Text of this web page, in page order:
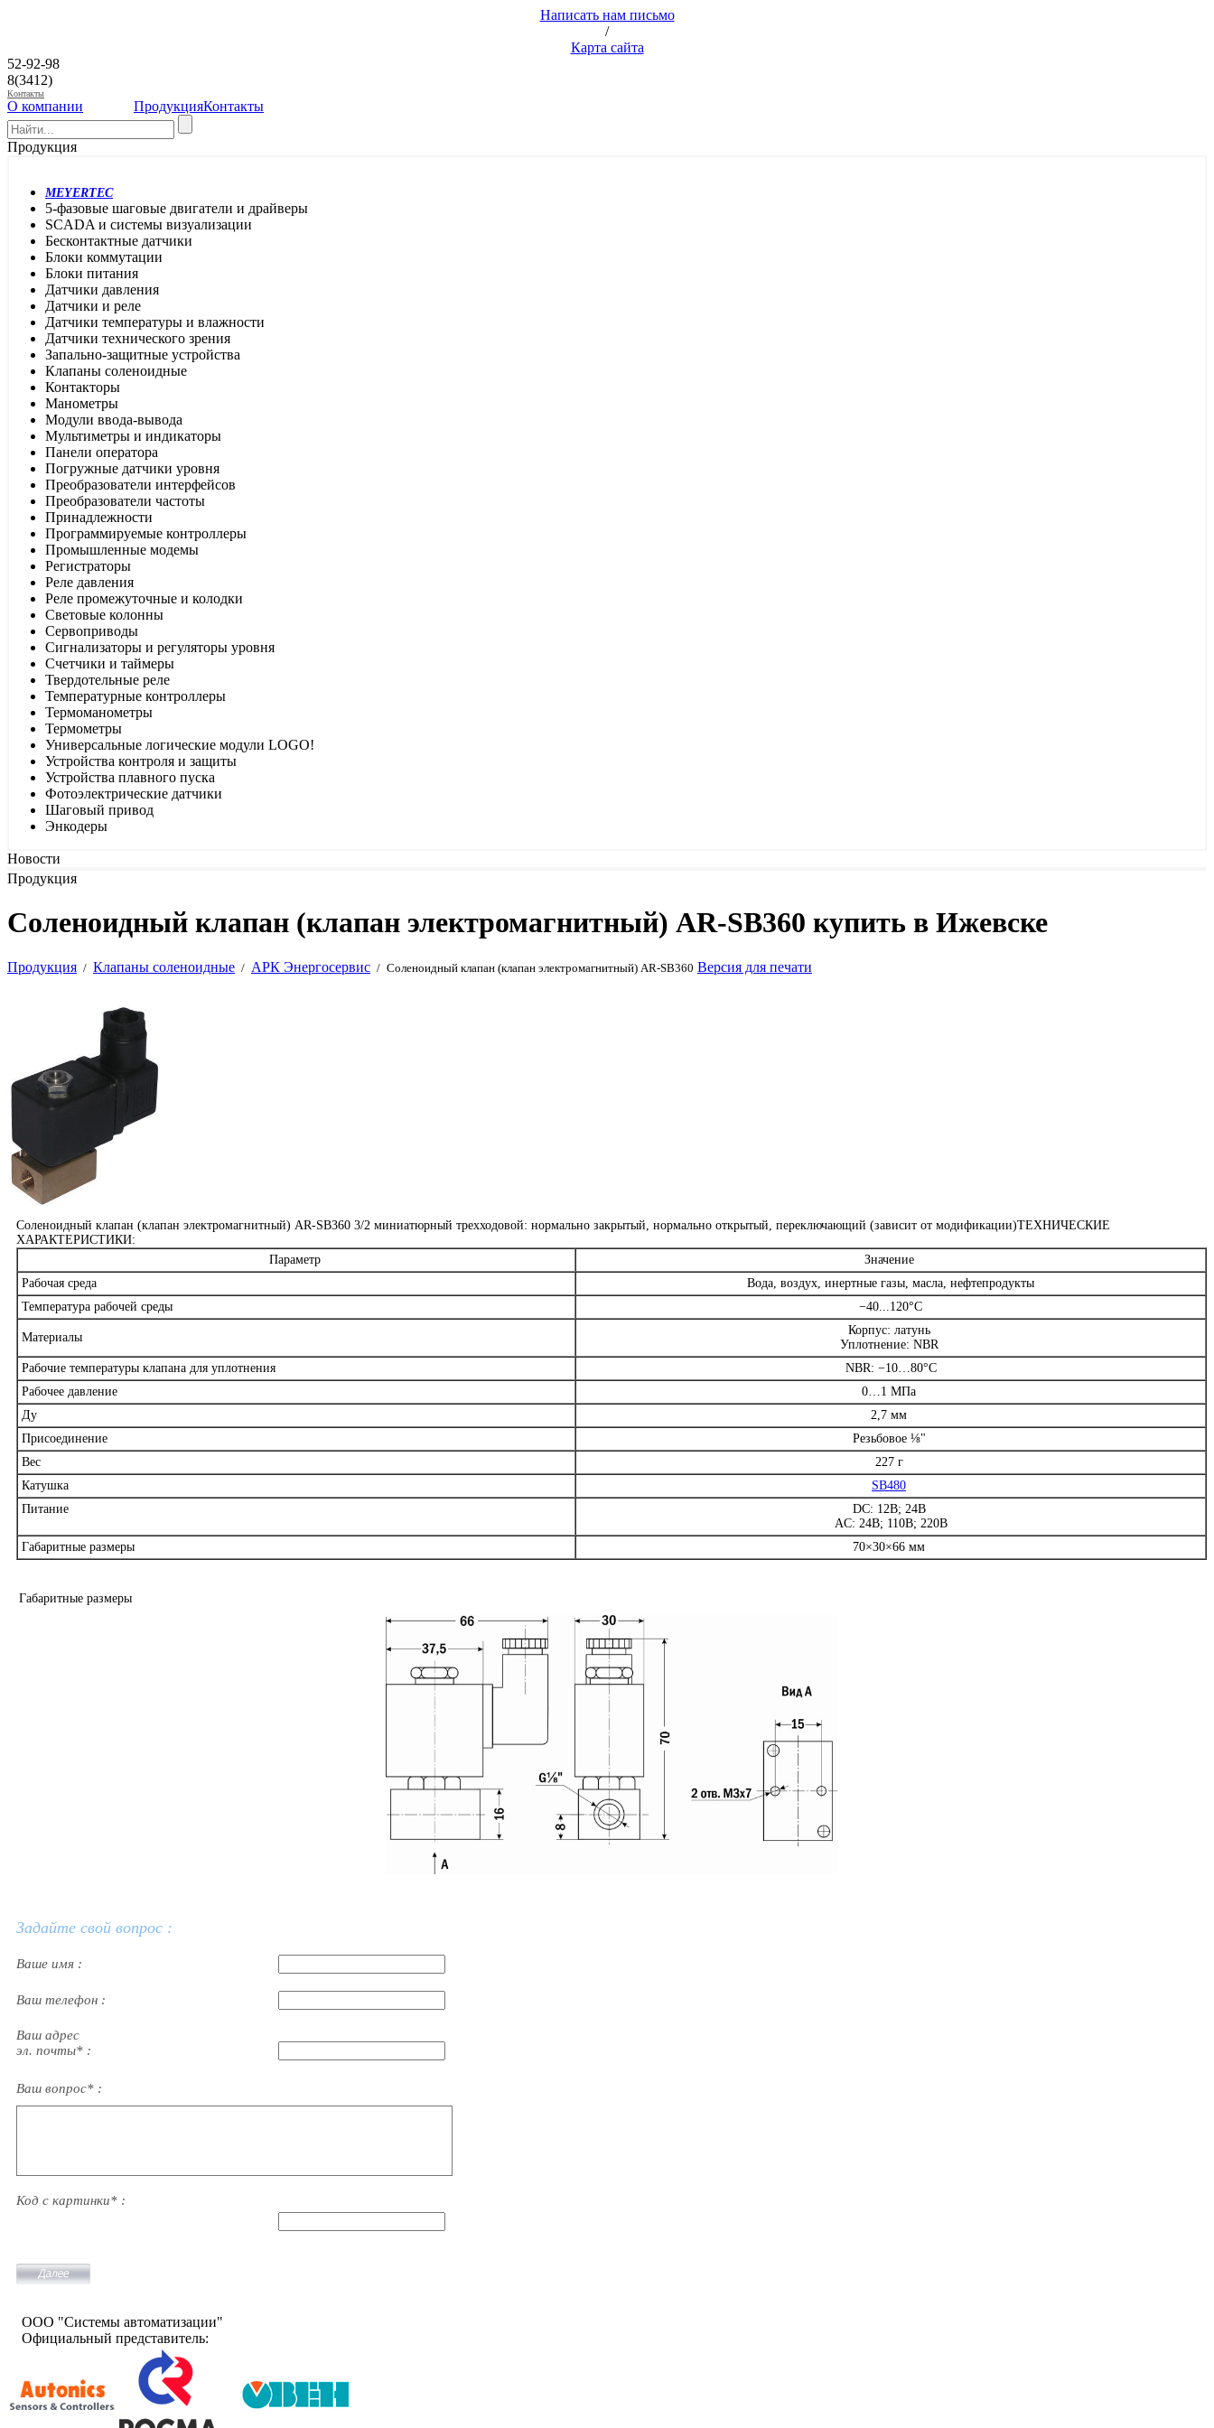
Написать нам письмо
/
Карта сайта
52-92-98
8(3412)
Контакты
О компании ПродукцияКонтакты
Продукция
MEYERTEC
5-фазовые шаговые двигатели и драйверы
SCADA и системы визуализации
Бесконтактные датчики
Блоки коммутации
Блоки питания
Датчики давления
Датчики и реле
Датчики температуры и влажности
Датчики технического зрения
Запально-защитные устройства
Клапаны соленоидные
Контакторы
Манометры
Модули ввода-вывода
Мультиметры и индикаторы
Панели оператора
Погружные датчики уровня
Преобразователи интерфейсов
Преобразователи частоты
Принадлежности
Программируемые контроллеры
Промышленные модемы
Регистраторы
Реле давления
Реле промежуточные и колодки
Световые колонны
Сервоприводы
Сигнализаторы и регуляторы уровня
Счетчики и таймеры
Твердотельные реле
Температурные контроллеры
Термоманометры
Термометры
Универсальные логические модули LOGO!
Устройства контроля и защиты
Устройства плавного пуска
Фотоэлектрические датчики
Шаговый привод
Энкодеры
Новости
Продукция
Соленоидный клапан (клапан электромагнитный) AR-SB360 купить в Ижевске
Продукция / Клапаны соленоидные / АРК Энергосервис / Соленоидный клапан (клапан электромагнитный) AR-SB360 Версия для печати
Соленоидный клапан (клапан электромагнитный) AR-SB360 3/2 миниатюрный трехходовой: нормально закрытый, нормально открытый, переключающий (зависит от модификации)ТЕХНИЧЕСКИЕ
ХАРАКТЕРИСТИКИ:
Параметр
Значение
Рабочая среда
Вода, воздух, инертные газы, масла, нефтепродукты
Температура рабочей среды
−40...120°С
Материалы
Корпус: латунь
Уплотнение: NBR
Рабочие температуры клапана для уплотнения
NBR: −10…80°C
Рабочее давление
0…1 MПa
Ду
2,7 мм
Присоединение
Резьбовое ⅛"
Вес
227 г
Катушка
SB480
Питание
DC: 12В; 24В
AC: 24В; 110В; 220В
Габаритные размеры
70×30×66 мм
Габаритные размеры
Задайте свой вопрос :
Ваше имя :
Ваш телефон :
Ваш адрес
эл. почты* :
Ваш вопрос* :
Код с картинки* :
ООО "Системы автоматизации"
Официальный представитель: